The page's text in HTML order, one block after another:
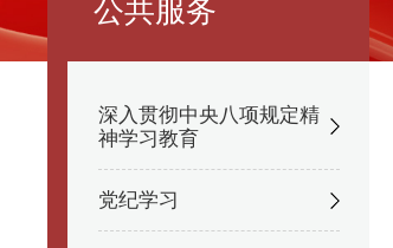
公共服务
深入贯彻中央八项规定精
神学习教育
党纪学习